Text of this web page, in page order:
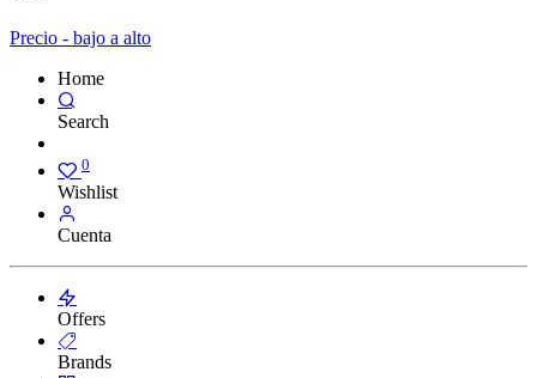
Precio - bajo a alto
Home
Search
0
Wishlist
Cuenta
Offers
Brands